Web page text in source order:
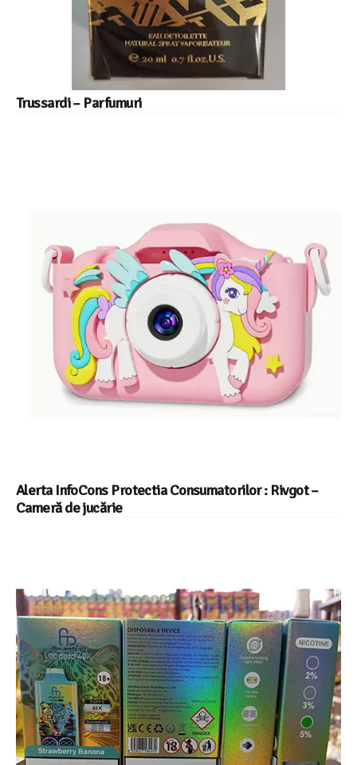
Trussardi – Parfumuri
Alerta InfoCons Protectia Consumatorilor : Rivgot –
Cameră de jucărie